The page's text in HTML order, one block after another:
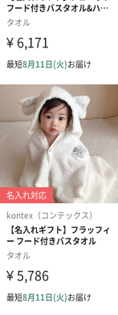
もちろん、贈り物と
シックで落ち着きの
ージも魅力です。
【kontex(コンテッ
ト”をお祝いの贈り
商品詳細情報
成分/原材料
綿
幅・奥行き・
高さ（外箱に
入った状態）
外装の形状